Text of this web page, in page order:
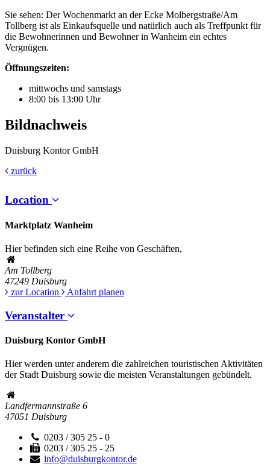
Sie sehen: Der Wochenmarkt an der Ecke Molbergstraße/Am
Tollberg ist als Einkaufsquelle und natürlich auch als Treffpunkt für
die Bewohnerinnen und Bewohner in Wanheim ein echtes
Vergnügen.
Öffnungszeiten:
mittwochs und samstags
8:00 bis 13:00 Uhr
Bildnachweis
Duisburg Kontor GmbH
zurück
Location
Marktplatz Wanheim
Hier befinden sich eine Reihe von Geschäften,
Am Tollberg
47249 Duisburg
zur Location
Anfahrt planen
Veranstalter
Duisburg Kontor GmbH
Hier werden unter anderem die zahlreichen touristischen Aktivitäten
der Stadt Duisburg sowie die meisten Veranstaltungen gebündelt.
Landfermannstraße 6
47051 Duisburg
0203 / 305 25 - 0
0203 / 305 25 - 25
info@duisburgkontor.de